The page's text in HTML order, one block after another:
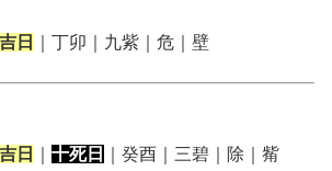
日 ｜丁卯｜九紫｜危｜壁
日 十死日 ｜癸酉｜三碧｜除｜觜